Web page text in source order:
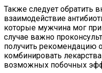
Также следует обратить
взаимодействие
которые мужчина мог
случае важно
получить рекомендацию
комбинировать
возможных побочных